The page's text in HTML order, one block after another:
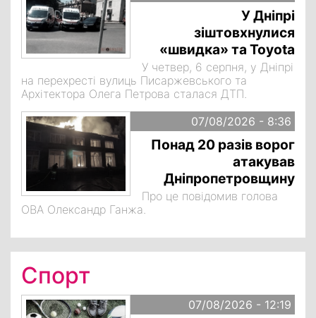
У Дніпрі
зіштовхнулися
«швидка» та Toyota
У четвер, 6 серпня, у Дніпрі
на перехресті вулиць Писаржевського та
Архітектора Олега Петрова сталася ДТП.
07/08/2026 - 8:36
Понад 20 разів ворог
атакував
Дніпропетровщину
Про це повідомив голова
ОВА Олександр Ганжа.
Спорт
07/08/2026 - 12:19